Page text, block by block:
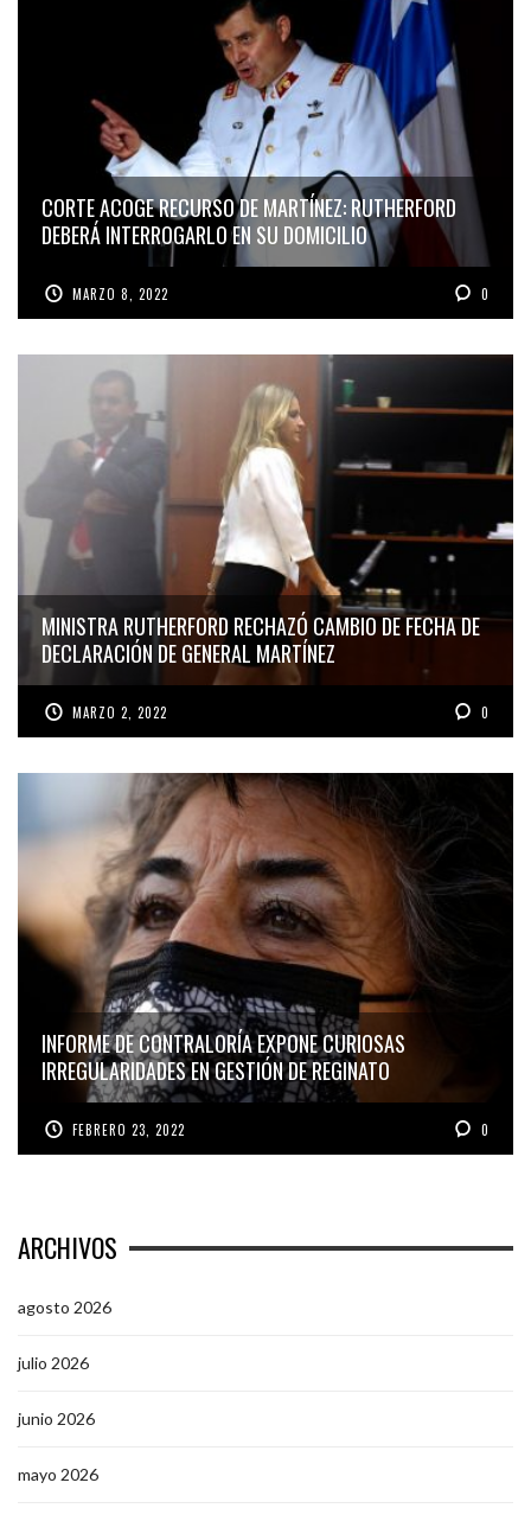
CORTE ACOGE RECURSO DE MARTÍNEZ: RUTHERFORD
DEBERÁ INTERROGARLO EN SU DOMICILIO
MARZO 8, 2022 0
MINISTRA RUTHERFORD RECHAZÓ CAMBIO DE FECHA DE
DECLARACIÓN DE GENERAL MARTÍNEZ
MARZO 2, 2022 0
INFORME DE CONTRALORÍA EXPONE CURIOSAS
IRREGULARIDADES EN GESTIÓN DE REGINATO
FEBRERO 23, 2022 0
ARCHIVOS
agosto 2026
julio 2026
junio 2026
mayo 2026